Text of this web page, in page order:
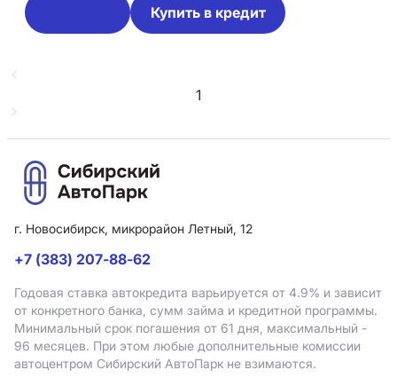
Купить в кредит
1
г. Новосибирск, микрорайон Летный, 12
+7 (383) 207-88-62
Годовая ставка автокредита варьируется от 4.9% и зависит
от конкретного банка, сумм займа и кредитной программы.
Минимальный срок погашения от 61 дня, максимальный -
96 месяцев. При этом любые дополнительные комиссии
автоцентром Сибирский АвтоПарк не взимаются.